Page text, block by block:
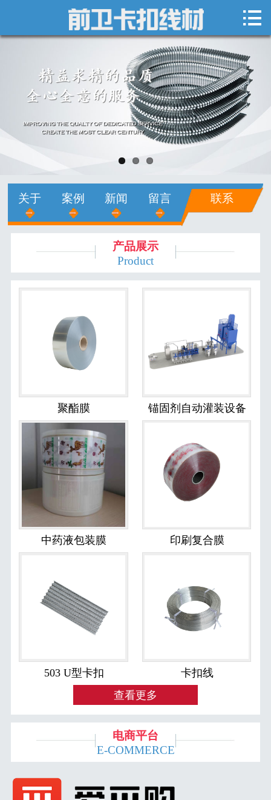
 网站首页
关于我们
新闻中心
产品展示
销售网络
在线留言
联系我们

关于 案例 新闻 留言 联系
产品展示
Product
聚酯膜 锚固剂自动灌装设备
中药液包装膜 印刷复合膜
503 U型卡扣
卡扣线
查看更多
电商平台
E-COMMERCE